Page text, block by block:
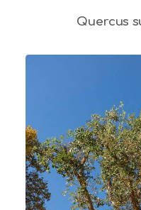
Quercus